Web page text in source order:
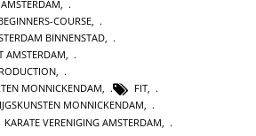
,
COURSE,
BINNENSTAD,
AMSTERDAM,
,
MONNICKENDAM, FIT,
MONNICKENDAM,
KARATE VERENIGING AMSTERDAM